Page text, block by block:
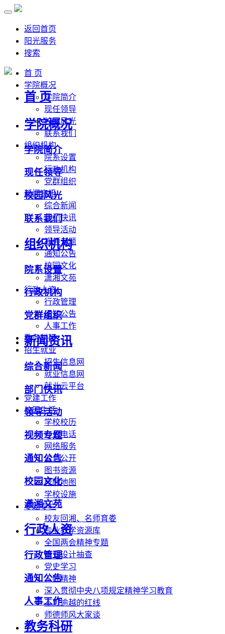
返回首页
阳光服务
搜索
首 页
学院概况
学院简介
现任领导
校园风光
联系我们
组织机构
院系设置
行政机构
党群组织
新闻资讯
综合新闻
部门快讯
领导活动
视频专题
通知公告
校园文化
潇湘文苑
行政人资
行政管理
通知公告
人事工作
教务科研
招生就业
招生信息网
就业信息网
就业云平台
党建工作
校园生活
学校校历
办公电话
网络服务
信息公开
图书资源
校园地图
学校设施
专题专栏
校友回湘、名师育娄
专业教学资源库
全国两会精神专题
毕业设计抽查
党史学习
工匠精神
深入贯彻中央八项规定精神学习教育
不可逾越的红线
师德师风大家谈
首 页
学院概况
学院简介
现任领导
校园风光
联系我们
组织机构
院系设置
行政机构
党群组织
新闻资讯
综合新闻
部门快讯
领导活动
视频专题
通知公告
校园文化
潇湘文苑
行政人资
行政管理
通知公告
人事工作
教务科研